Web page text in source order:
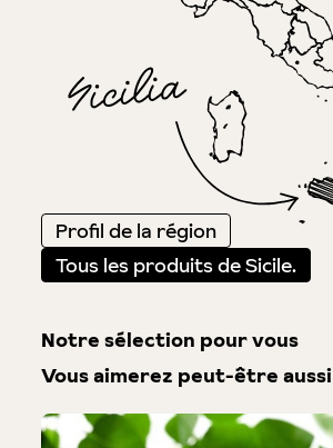
Profil de la région
Tous les produits de Sicile.
Notre sélection pour vous
Vous aimerez peut-être aussi
Produktgalerie überspringen